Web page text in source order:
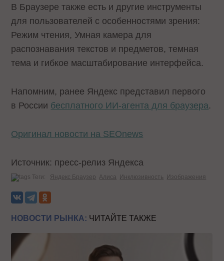
В Браузере также есть и другие инструменты
для пользователей с особенностями зрения:
Режим чтения, Умная камера для
распознавания текстов и предметов, темная
тема и гибкое масштабирование интерфейса.
Напомним, ранее Яндекс представил первого
в России бесплатного ИИ-агента для браузера.
Оригинал новости на SEOnews
Источник: пресс-релиз Яндекса
Теги: Яндекс Браузер Алиса Инклюзивность Изображения
НОВОСТИ РЫНКА: ЧИТАЙТЕ ТАКЖЕ